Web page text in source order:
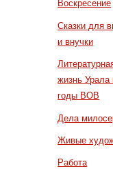
Воскресение
Сказки для
и внучки
жизнь Урала
годы ВОВ
Дела
Живые
Работа